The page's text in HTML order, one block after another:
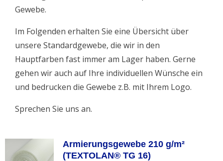
Gewebe.
Im Folgenden erhalten Sie eine Übersicht über
unsere Standardgewebe, die wir in den
Hauptfarben fast immer am Lager haben. Gerne
gehen wir auch auf Ihre individuellen Wünsche ein
und bedrucken die Gewebe z.B. mit Ihrem Logo.
Sprechen Sie uns an.
Armierungsgewebe 210 g/m²
(TEXTOLAN® TG 16)